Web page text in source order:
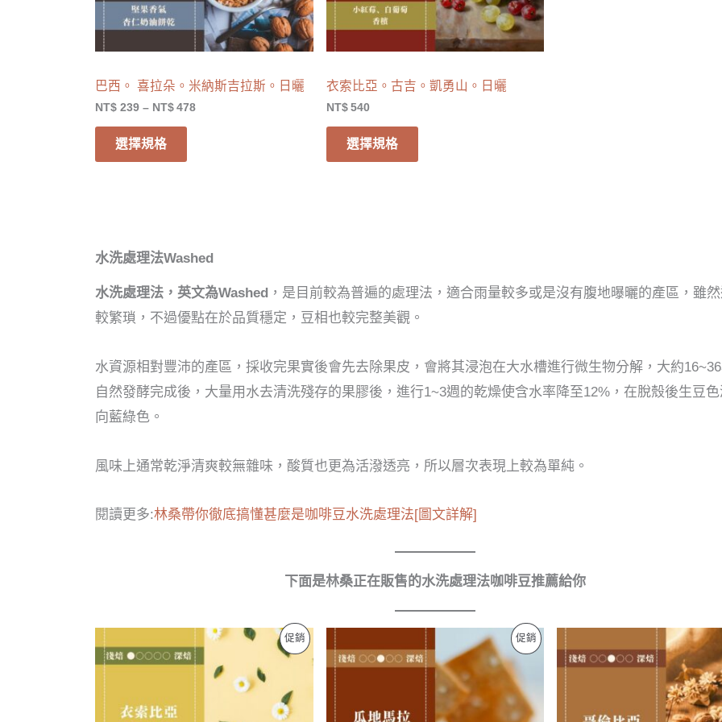
巴西。 喜拉朵。米納斯吉拉斯。日曬
NT$ 239 – NT$ 478
選擇規格
衣索比亞。古吉。凱勇山。日曬
NT$ 540
選擇規格
水洗處理法Washed
水洗處理法，英文為Washed ，是目前較為普遍的處理法，適合雨量較多或是沒有腹地曝曬的產區，雖
較繁瑣，不過優點在於品質穩定，豆相也較完整美觀。
水資源相對豐沛的產區，採收完果實後會先去除果皮，會將其浸泡在大水槽進行微生物分解，大約
自然發酵完成後，大量用水去清洗殘存的果膠後，進行1~3週的乾燥使含水率降至12%，在脫殼後生豆
向藍綠色。
風味上通常乾淨清爽較無雜味，酸質也更為活潑透亮，所以層次表現上較為單純。
閱讀更多:林桑帶你徹底搞懂甚麼是咖啡豆水洗處理法[圖文詳解]
下面是林桑正在販售的水洗處理法咖啡豆推薦給你
促銷 促銷